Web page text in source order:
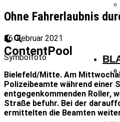
ContentPool
Ohne Fahrerlaubnis
26. Februar 2021
Symbolfoto
Bielefeld/Mitte. Am
Polizeibeamte während einer
entgegenkommenden Roller,
Straße befuhr. Bei der
ermittelten die Beamten